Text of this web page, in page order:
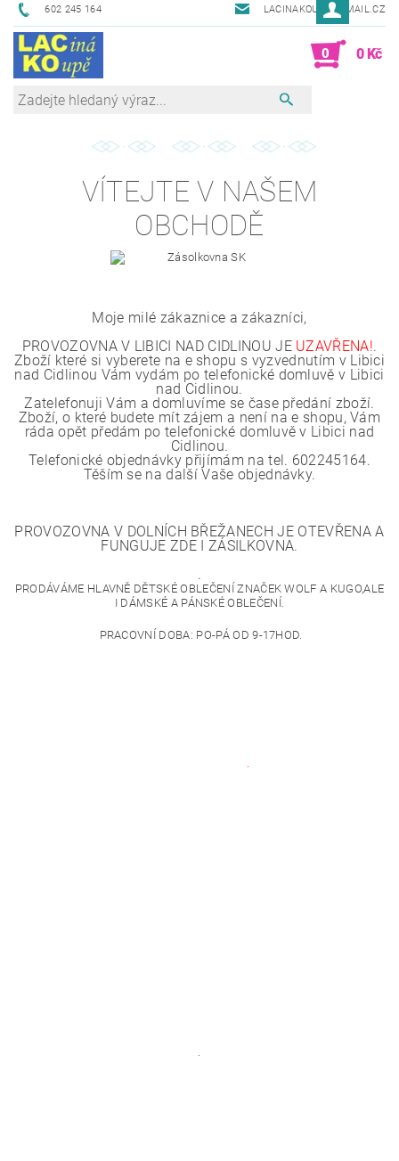
602 245 164 LACINAKOUPE@EMAIL.CZ
0 0 Kč
VÍTEJTE V NAŠEM
OBCHODĚ
Moje milé zákaznice a zákazníci,
PROVOZOVNA V LIBICI NAD CIDLINOU JE UZAVŘENA!.
Zboží které si vyberete na e shopu s vyzvednutím v Libici
nad Cidlinou Vám vydám po telefonické domluvě v Libici
nad Cidlinou.
Zatelefonuji Vám a domluvíme se čase předání zboží.
Zboží, o které budete mít zájem a není na e shopu, Vám
ráda opět předám po telefonické domluvě v Libici nad
Cidlinou.
Telefonické objednávky přijímám na tel. 602245164.
Těším se na další Vaše objednávky.
PROVOZOVNA V DOLNÍCH BŘEŽANECH JE OTEVŘENA A
FUNGUJE ZDE I ZÁSILKOVNA.
.
PRODÁVÁME HLAVNĚ DĚTSKÉ OBLEČENÍ ZNAČEK WOLF A KUGO,ALE
I DÁMSKÉ A PÁNSKÉ OBLEČENÍ.
PRACOVNÍ DOBA: PO-PÁ OD 9-17HOD.